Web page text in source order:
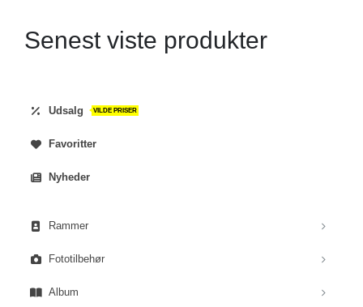
Senest viste produkter
Udsalg VILDE PRISER
Favoritter
Nyheder
Rammer
Fototilbehør
Album